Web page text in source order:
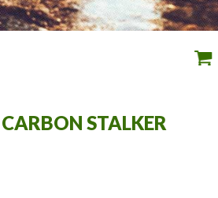
STALKER